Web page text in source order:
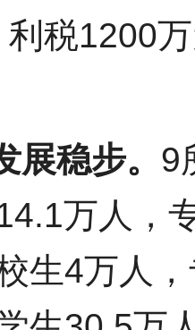
税1200
展稳步。 9
万人，
生4万人